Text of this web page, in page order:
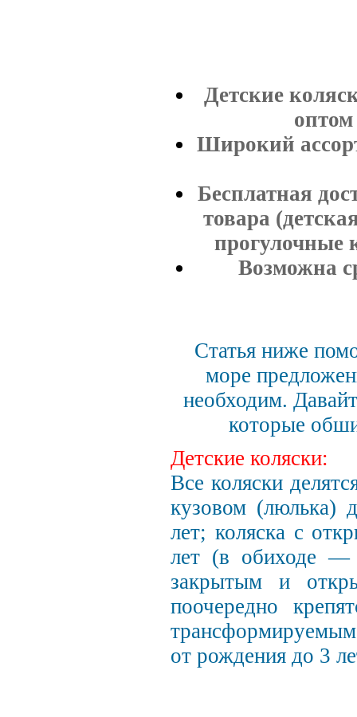
Детские
Широкий
Бесплатная
товара
прогулочные
Возможна
Статья ниже
море
необходим.
которые
Детские коляски:
Все коляски
кузовом (люлька)
лет; коляска с
лет (в обиходе —
закрытым и
поочередно
трансформируемым
от рождения до 3